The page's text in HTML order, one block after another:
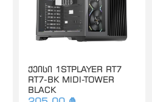
ქეისი 1STPLAYER RT7
RT7-BK MIDI-TOWER
BLACK